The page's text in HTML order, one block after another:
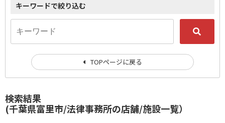
検索結果
(千葉県富里市/法律事務所の店舗/施設一覧）
キーワードで絞り込む
TOPページに戻る